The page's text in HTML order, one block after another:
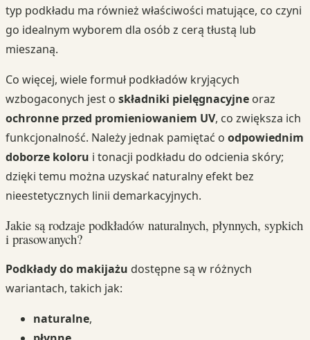
typ podkładu ma również właściwości matujące, co czyni
go idealnym wyborem dla osób z cerą tłustą lub
mieszaną.
Co więcej, wiele formuł podkładów kryjących
wzbogaconych jest o składniki pielęgnacyjne oraz
ochronne przed promieniowaniem UV, co zwiększa ich
funkcjonalność. Należy jednak pamiętać o odpowiednim
doborze koloru i tonacji podkładu do odcienia skóry;
dzięki temu można uzyskać naturalny efekt bez
nieestetycznych linii demarkacyjnych.
Jakie są rodzaje podkładów naturalnych, płynnych, sypkich
i prasowanych?
Podkłady do makijażu dostępne są w różnych
wariantach, takich jak:
naturalne,